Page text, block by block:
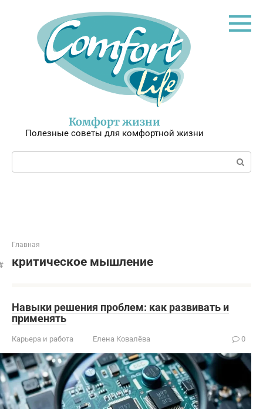
Комфорт жизни
Полезные советы для комфортной жизни
Поиск:
Главная
критическое мышление
Навыки решения проблем: как развивать и
применять
Карьера и работа Елена Ковалёва 0